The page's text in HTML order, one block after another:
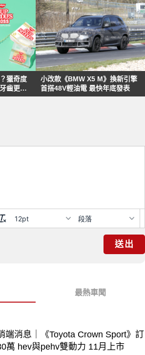
獵奇度
齒更有
可以選
小改款《BMW X5 M》換新引擎
首搭48V輕油電 最快年底發表
12pt 段落
送出
最熱車聞
端消息｜《Toyota Crown Sport》訂
萬 hev與pehv雙動力 11月上市